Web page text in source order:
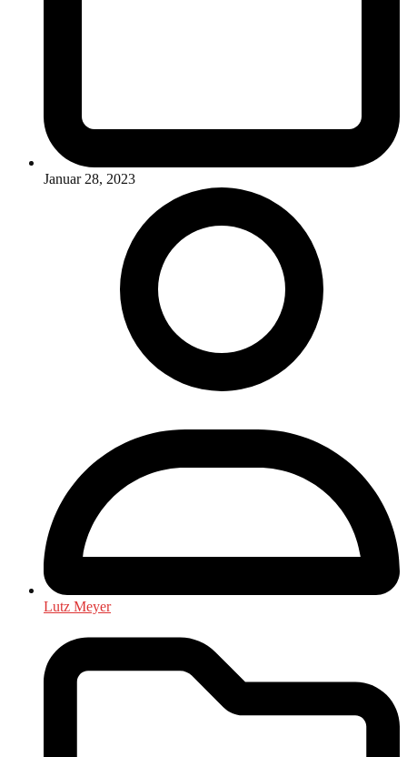
Januar 28, 2023
Lutz Meyer